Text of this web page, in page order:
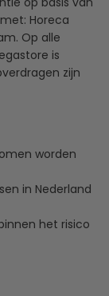
Horeca
Op alle
is
zijn
worden
in Nederland
het risico